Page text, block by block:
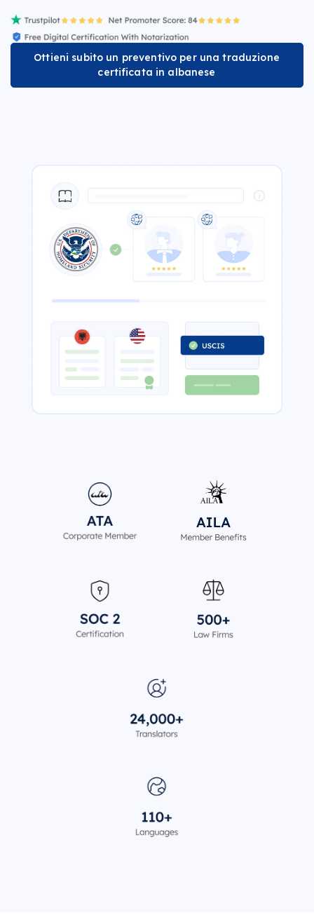
Ottieni subito un preventivo per una traduzione
certificata in albanese